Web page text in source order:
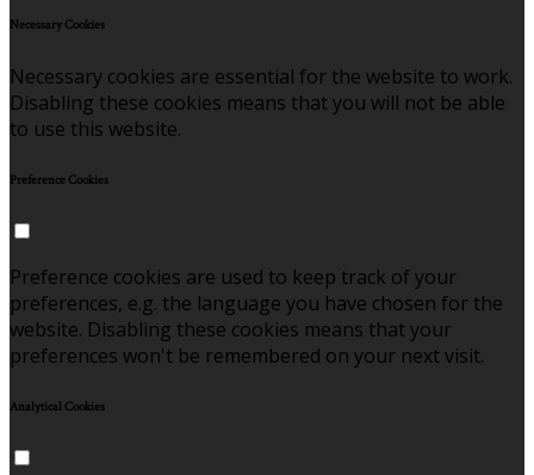
Necessary Cookies
Necessary cookies are essential for the website to work.
Disabling these cookies means that you will not be able
to use this website.
Preference Cookies
Preference cookies are used to keep track of your
preferences, e.g. the language you have chosen for the
website. Disabling these cookies means that your
preferences won't be remembered on your next visit.
Analytical Cookies